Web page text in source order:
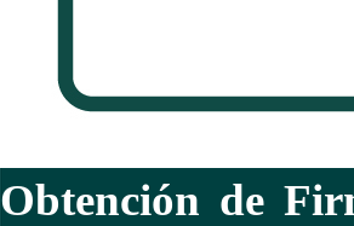
Obtención de